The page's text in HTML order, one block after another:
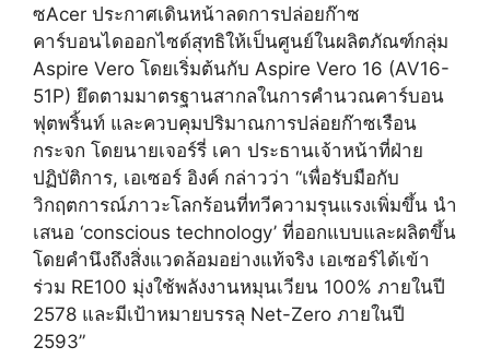
ซAcer ประกาศเดินหน้าลดการปล่อยก๊าซ
คาร์บอนไดออกไซด์สุทธิให้เป็นศูนย์ในผลิตภัณฑ์กลุ่ม
Aspire Vero โดยเริ่มต้นกับ Aspire Vero 16 (AV16-
51P) ยึดตามมาตรฐานสากลในการคำนวณคาร์บอน
ฟุตพริ้นท์ และควบคุมปริมาณการปล่อยก๊าซเรือน
กระจก โดยนายเจอร์รี่ เคา ประธานเจ้าหน้าที่ฝ่าย
ปฏิบัติการ, เอเซอร์ อิงค์ กล่าวว่า “เพื่อรับมือกับ
วิกฤตการณ์ภาวะโลกร้อนที่ทวีความรุนแรงเพิ่มขึ้น นำ
เสนอ ‘conscious technology’ ที่ออกแบบและผลิตขึ้น
โดยคำนึงถึงสิ่งแวดล้อมอย่างแท้จริง เอเซอร์ได้เข้า
ร่วม RE100 มุ่งใช้พลังงานหมุนเวียน 100% ภายในปี
2578 และมีเป้าหมายบรรลุ Net-Zero ภายในปี
2593”